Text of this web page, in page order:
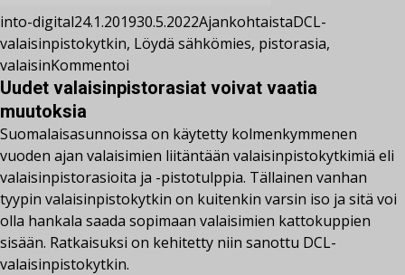
into-digital24.1.201930.5.2022AjankohtaistaDCL-
valaisinpistokytkin, Löydä sähkömies, pistorasia,
valaisinKommentoi
Uudet valaisinpistorasiat voivat vaatia
muutoksia
Suomalaisasunnoissa on käytetty kolmenkymmenen
vuoden ajan valaisimien liitäntään valaisinpistokytkimiä eli
valaisinpistorasioita ja -pistotulppia. Tällainen vanhan
tyypin valaisinpistokytkin on kuitenkin varsin iso ja sitä voi
olla hankala saada sopimaan valaisimien kattokuppien
sisään. Ratkaisuksi on kehitetty niin sanottu DCL-
valaisinpistokytkin.